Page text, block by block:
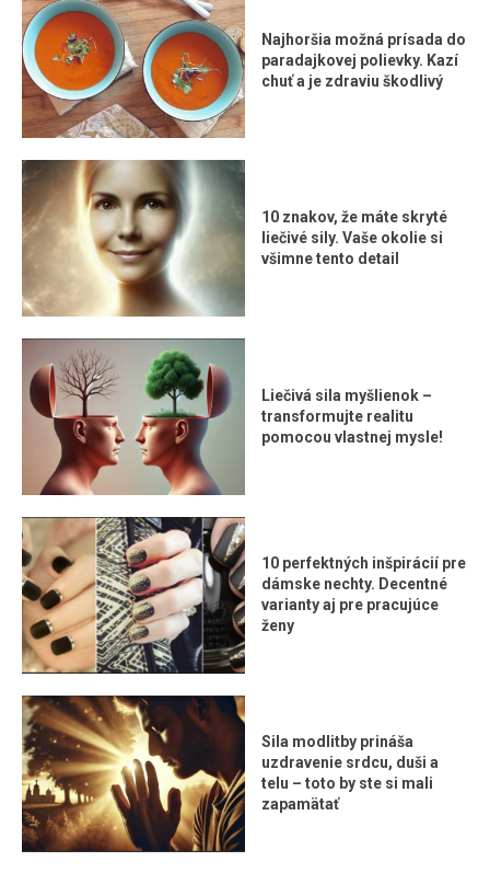
Najhoršia možná prísada do
paradajkovej polievky. Kazí
chuť a je zdraviu škodlivý
10 znakov, že máte skryté
liečivé sily. Vaše okolie si
všimne tento detail
Liečivá sila myšlienok –
transformujte realitu
pomocou vlastnej mysle!
10 perfektných inšpirácií pre
dámske nechty. Decentné
varianty aj pre pracujúce
ženy
Sila modlitby prináša
uzdravenie srdcu, duši a
telu – toto by ste si mali
zapamätať